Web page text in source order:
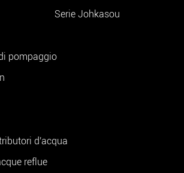
Serie Johkasou
pompaggio
d'acqua
reflue